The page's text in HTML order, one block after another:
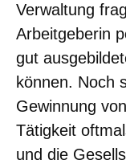
Verwaltung
Arbeitgeberin
gut
können. Noch
Gewinnung
Tätigkeit
und die